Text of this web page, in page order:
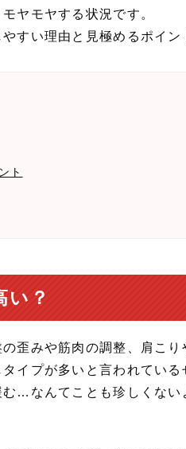
ヤモヤする状況です。
すい理由と見極めるポイン
ト
い？
歪みや筋肉の調整、肩こ
イプが多いと言われてい
…なんてことも珍しくな